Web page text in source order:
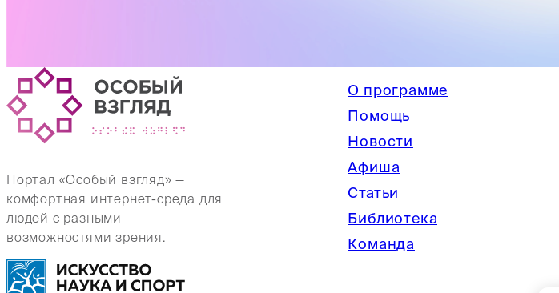
Портал «Особый взгляд» —
комфортная интернет-среда для
людей с разными
возможностями зрения.
О программе
Помощь
Новости
Афиша
Статьи
Библиотека
Команда